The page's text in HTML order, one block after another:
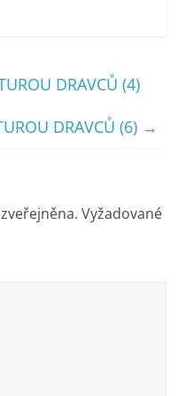
DRAVCŮ (4)
DRAVCŮ (6) →
Vyžadované